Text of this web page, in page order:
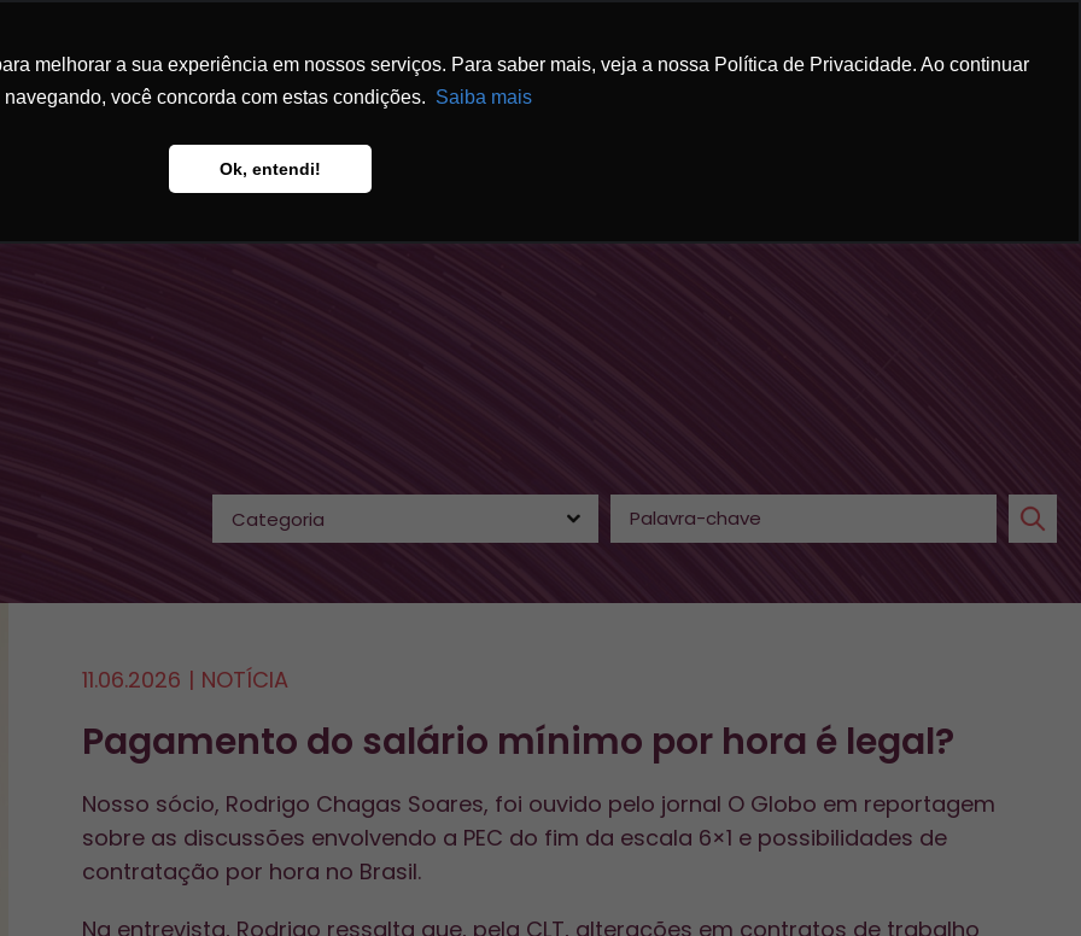
melhorar a sua experiência em nossos serviços. Para saber mais, veja a nossa Política de Privacidade. Ao continuar
navegando, você concorda com estas condições. Saiba mais
Ok, entendi!
ESCRITÓRIO ATUAÇÃO EQUIPE FÓRUM GRANADEIRO
11.06.2026 | NOTÍCIA
Pagamento do salário mínimo por hora é legal?
Nosso sócio, Rodrigo Chagas Soares, foi ouvido pelo jornal O Globo em reportagem
sobre as discussões envolvendo a PEC do fim da escala 6×1 e possibilidades de
contratação por hora no Brasil.
Na entrevista, Rodrigo ressalta que, pela CLT, alterações em contratos de trabalho